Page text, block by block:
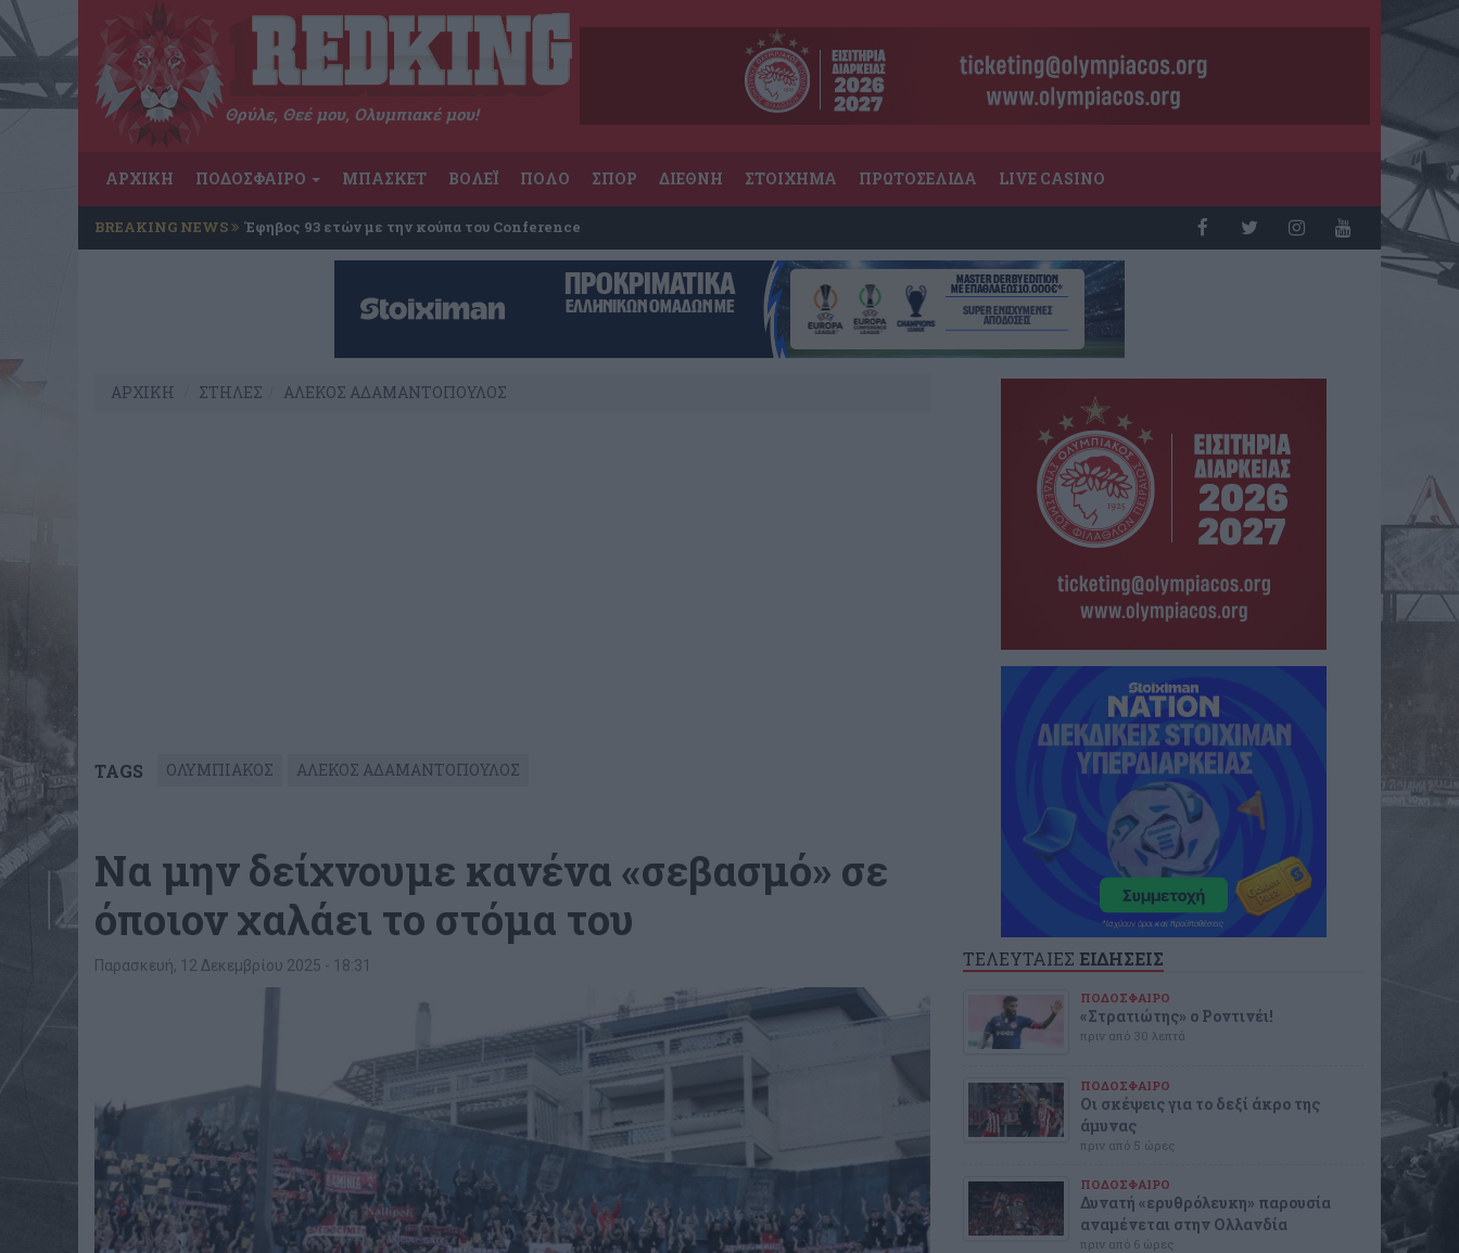
Θρύλε, Θεέ μου, Ολυμπιακέ μου!
ΑΡΧΙΚΗ ΠΟΔΟΣΦΑΙΡΟ ΜΠΑΣΚΕΤ ΒΟΛΕΪ ΠΟΛΟ ΣΠΟΡ ΔΙΕΘΝΗ ΣΤΟΙΧΗΜΑ ΠΡΩΤΟΣΕΛΙΔΑ LIVE CASINO
BREAKING NEWS Έφηβος 93 ετών με την κούπα του Conference
ΑΡΧΙΚΗ ΣΤΗΛΕΣ ΑΛΕΚΟΣ ΑΔΑΜΑΝΤΟΠΟΥΛΟΣ
TAGS ΟΛΥΜΠΙΑΚΟΣ ΑΛΕΚΟΣ ΑΔΑΜΑΝΤΟΠΟΥΛΟΣ
Να μην δείχνουμε κανένα «σεβασμό» σε
όποιον χαλάει το στόμα του
Παρασκευή, 12 Δεκεμβρίου 2025 - 18:31 ΤΕΛΕΥΤΑΙΕΣ ΕΙΔΗΣΕΙΣ
ΠΟΔΟΣΦΑΙΡΟ
«Στρατιώτης» ο Ροντινέι!
πριν από 30 λεπτά
ΠΟΔΟΣΦΑΙΡΟ
Οι σκέψεις για το δεξί άκρο της
άμυνας
πριν από 5 ώρες
ΠΟΔΟΣΦΑΙΡΟ
Δυνατή «ερυθρόλευκη» παρουσία
αναμένεται στην Ολλανδία
πριν από 6 ώρες